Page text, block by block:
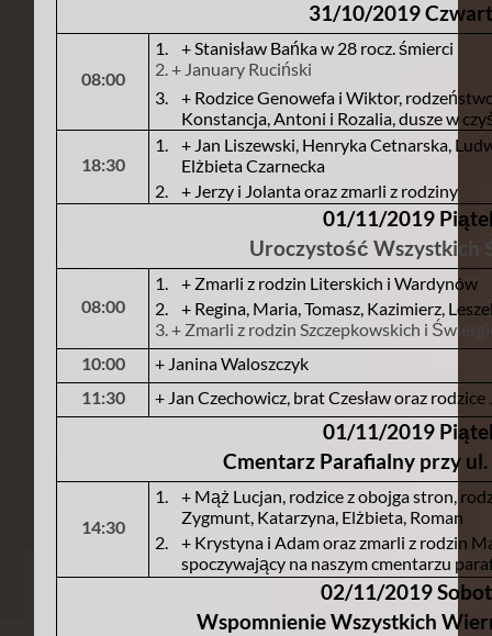
31/10/2019
08:00
1.
+ Stanisław Bańka w 28 rocz. śmierci
2. + January Ruciński
3.
+ Rodzice Genowefa i Wiktor,
Konstancja, Antoni i Rozalia, dusze w
18:30
1.
+ Jan Liszewski, Henryka Cetnarska,
Elżbieta Czarnecka
2.
+ Jerzy i Jolanta oraz zmarli z rodziny
01/11/2019
Uroczystość Wszystkich
08:00
1.
+ Zmarli z rodzin Literskich i Wardynów
2.
+ Regina, Maria, Tomasz, Kazimierz,
3. + Zmarli z rodzin Szczepkowskich i
10:00
+ Janina Waloszczyk
11:30
+ Jan Czechowicz, brat Czesław oraz rodzice
01/11/2019
Cmentarz Parafialny przy
14:30
1.
+ Mąż Lucjan, rodzice z obojga stron,
Zygmunt, Katarzyna, Elżbieta, Roman
2.
+ Krystyna i Adam oraz zmarli z rodzin
spoczywający na naszym cmentarzu
02/11/2019
Wspomnienie Wszystkich